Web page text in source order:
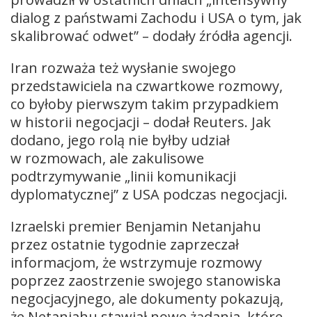
dialog z państwami Zachodu i USA o tym, jak
skalibrować odwet” – dodały źródła agencji.
Iran rozważa też wysłanie swojego
przedstawiciela na czwartkowe rozmowy,
co byłoby pierwszym takim przypadkiem
w historii negocjacji – dodał Reuters. Jak
dodano, jego rolą nie byłby udział
w rozmowach, ale zakulisowe
podtrzymywanie „linii komunikacji
dyplomatycznej” z USA podczas negocjacji.
Izraelski premier Benjamin Netanjahu
przez ostatnie tygodnie zaprzeczał
informacjom, że wstrzymuje rozmowy
poprzez zaostrzenie swojego stanowiska
negocjacyjnego, ale dokumenty pokazują,